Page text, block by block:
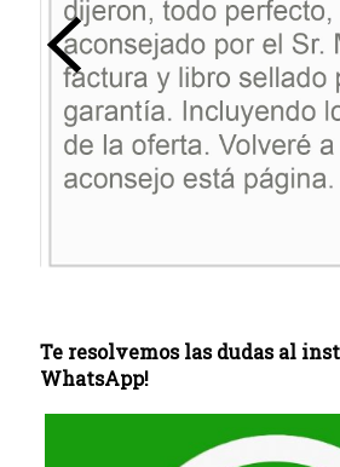
Te resolvemos las dudas al
WhatsApp!